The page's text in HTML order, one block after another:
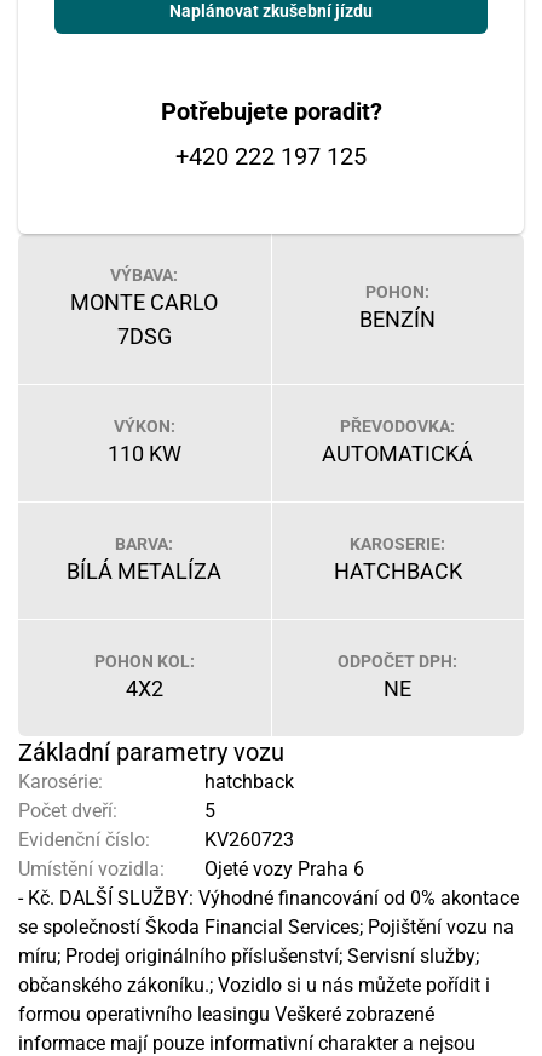
Naplánovat zkušební jízdu
Potřebujete poradit?
+420 222 197 125
VÝBAVA:
MONTE CARLO
7DSG
POHON:
BENZÍN
VÝKON:
110 KW
PŘEVODOVKA:
AUTOMATICKÁ
BARVA:
BÍLÁ METALÍZA
KAROSERIE:
HATCHBACK
POHON KOL:
4X2
ODPOČET DPH:
NE
Základní parametry vozu
Karosérie:
hatchback
Počet dveří:
5
Evidenční číslo:
KV260723
Umístění vozidla:
Ojeté vozy Praha 6
- Kč. DALŠÍ SLUŽBY: Výhodné financování od 0% akontace
se společností Škoda Financial Services; Pojištění vozu na
míru; Prodej originálního příslušenství; Servisní služby;
občanského zákoníku.; Vozidlo si u nás můžete pořídit i
formou operativního leasingu Veškeré zobrazené
informace mají pouze informativní charakter a nejsou